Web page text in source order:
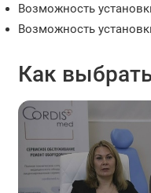
Возможность
Возможность
Как